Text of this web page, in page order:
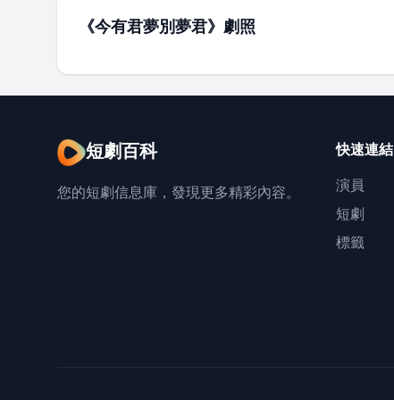
《今有君夢別夢君》劇照
短劇百科
您的短劇信息庫，發現更多精彩內容。
快速連結
演員
短劇
標籤